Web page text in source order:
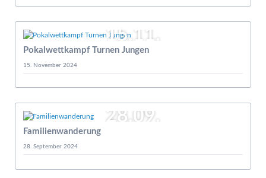
15.11.
Pokalwettkampf Turnen Jungen
15. November 2024
28.09.
Familienwanderung
28. September 2024